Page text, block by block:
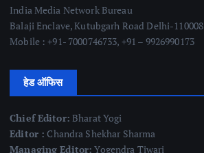
India Media Network Bureau
Balaji Enclave, Kutubgarh Road Delhi-110008
Mobile : +91- 7000746733, +91 – 9926990173
हेड ऑफिस
Chief Editor: Bharat Yogi
Editor : Chandra Shekhar Sharma
Managing Editor: Yogendra Tiwari